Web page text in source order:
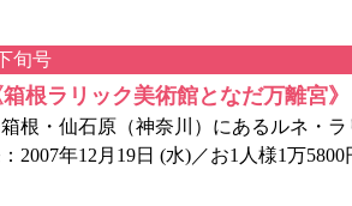
旬号
箱根ラリック美術館となだ万離宮
根・仙石原（神奈川）にあるルネ・
2007年12月19日 (水)／お1人様1万5800